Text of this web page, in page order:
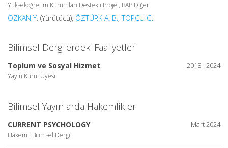
Yükseköğretim Kurumları Destekli Proje , BAP Diğer
ÖZKAN Y. (Yürütücü), ÖZTÜRK A. B.,TOPÇU G.
Bilimsel Dergilerdeki Faaliyetler
2018 - 2024
Toplum ve Sosyal Hizmet
Yayın Kurul Üyesi
Bilimsel Yayınlarda Hakemlikler
Mart 2024
CURRENT PSYCHOLOGY
Hakemli Bilimsel Dergi